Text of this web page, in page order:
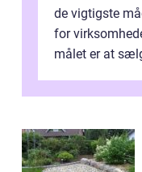
de vigtigste
for
målet er at